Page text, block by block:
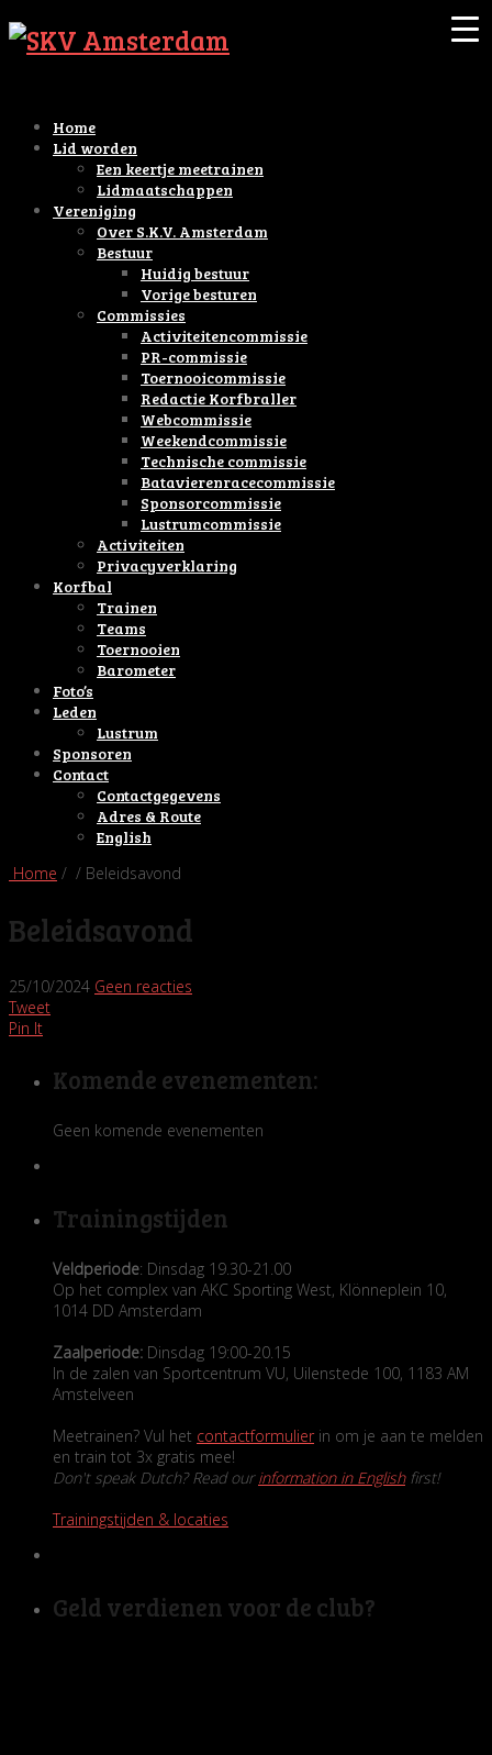
Home
Lid worden
Een keertje meetrainen
Lidmaatschappen
Vereniging
Over S.K.V. Amsterdam
Bestuur
Huidig bestuur
Vorige besturen
Commissies
Activiteitencommissie
PR-commissie
Toernooicommissie
Redactie Korfbraller
Webcommissie
Weekendcommissie
Technische commissie
Batavierenracecommissie
Sponsorcommissie
Lustrumcommissie
Activiteiten
Privacyverklaring
Korfbal
Trainen
Teams
Toernooien
Barometer
Foto’s
Leden
Lustrum
Sponsoren
Contact
Contactgegevens
Adres & Route
English
Home / / Beleidsavond
Beleidsavond
25/10/2024 Geen reacties
Tweet
Pin It
Komende evenementen:
Geen komende evenementen
Trainingstijden
Veldperiode: Dinsdag 19.30-21.00
Op het complex van AKC Sporting West, Klönneplein 10,
1014 DD Amsterdam
Zaalperiode: Dinsdag 19:00-20.15
In de zalen van Sportcentrum VU, Uilenstede 100, 1183 AM
Amstelveen
Meetrainen? Vul het contactformulierin om je aan te melden
en train tot 3x gratis mee!
Don't speak Dutch? Read ourinformation in Englishfirst!
Trainingstijden & locaties
Geld verdienen voor de club?